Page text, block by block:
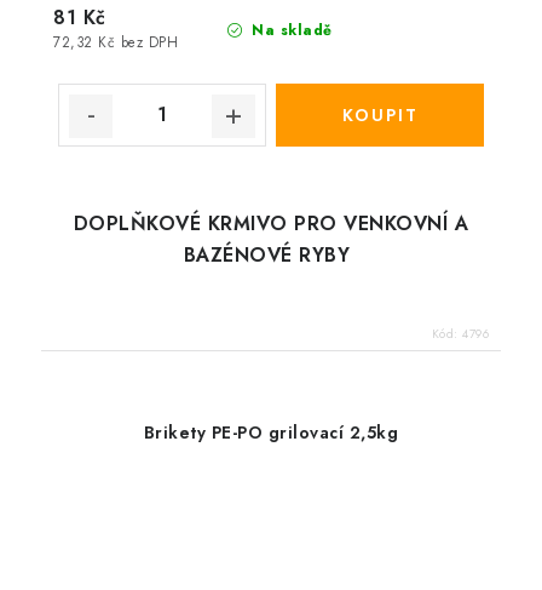
Na skladě
72,32 Kč bez DPH
81 Kč
DOPLŇKOVÉ KRMIVO PRO VENKOVNÍ A
BAZÉNOVÉ RYBY
Kód: 4796
Brikety PE-PO grilovací 2,5kg